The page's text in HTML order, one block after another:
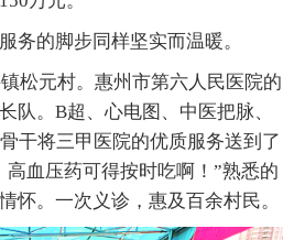
的脚步同样坚实而温暖。
元村。惠州市第六人民医院的
队。B超、心电图、中医把脉、
干将三甲医院的优质服务送到了
高血压药可得按时吃啊！”熟悉的
怀。一次义诊，惠及百余村民。